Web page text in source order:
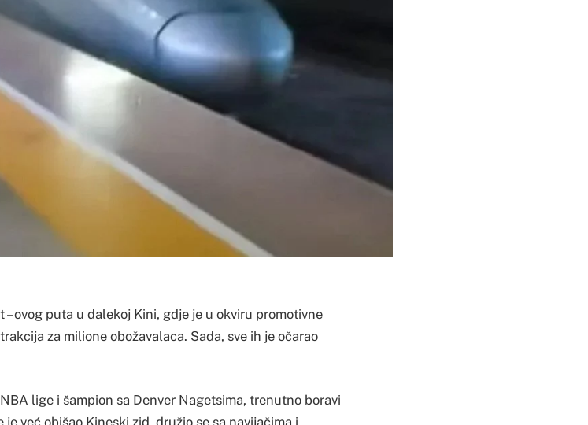
ovog puta u dalekoj Kini, gdje je u okviru promotivne
za milione obožavalaca. Sada, sve ih je očarao
lige i šampion sa Denver Nagetsima, trenutno boravi